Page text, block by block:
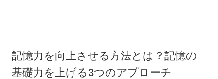
記憶力を向上させる方法とは？記憶の
基礎力を上げる3つのアプローチ